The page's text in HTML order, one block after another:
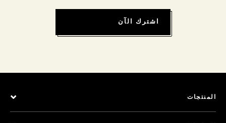
اشترك الآن
المنتجات